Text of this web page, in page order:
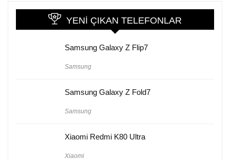
YENI ÇIKAN TELEFONLAR
Samsung Galaxy Z Flip7
Samsung
Samsung Galaxy Z Fold7
Samsung
Xiaomi Redmi K80 Ultra
Xiaomi